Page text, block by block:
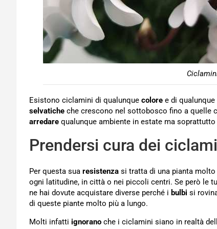
Esistono ciclamini di qualunque colore e di qualunque
selvatiche che crescono nel sottobosco fino a quelle
arredare qualunque ambiente in estate ma
Prendersi cura dei
Per questa sua resistenza si tratta di una pianta molto
ogni latitudine, in città o nei piccoli centri. Se però le
ne hai dovute acquistare diverse perché i bulbi si
di queste piante molto più a lungo.
Molti infatti ignorano che i ciclamini siano in realtà